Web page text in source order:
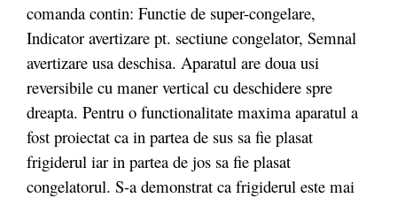
comanda contin: Functie de super-congelare,
Indicator avertizare pt. sectiune congelator, Semnal
avertizare usa deschisa. Aparatul are doua usi
reversibile cu maner vertical cu deschidere spre
dreapta. Pentru o functionalitate maxima aparatul a
fost proiectat ca in partea de sus sa fie plasat
frigiderul iar in partea de jos sa fie plasat
congelatorul. S-a demonstrat ca frigiderul este mai